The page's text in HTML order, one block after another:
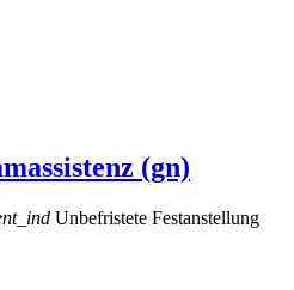
(gn)
Unbefristete Festanstellung